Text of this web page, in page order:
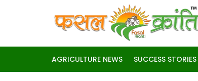
AGRICULTURE NEWS SUCCESS STORIES